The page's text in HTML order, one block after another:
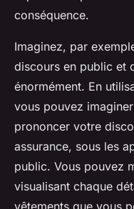
conséquence.
Imaginez, par
discours en public et
énormément. En
vous pouvez
prononcer votre
assurance, sous les
public. Vous pouvez
visualisant chaque